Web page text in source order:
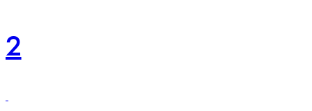
2